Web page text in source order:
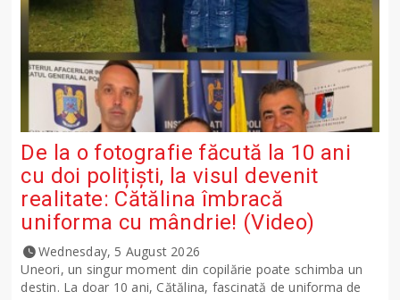
De la o fotografie făcută la 10 ani
cu doi polițiști, la visul devenit
realitate: Cătălina îmbracă
uniforma cu mândrie! (Video)
Wednesday, 5 August 2026
Uneori, un singur moment din copilărie poate schimba un
destin. La doar 10 ani, Cătălina, fascinată de uniforma de